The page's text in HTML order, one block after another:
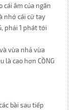
cái âm của ngăn
nhớ cái cữ tay
phải 1 phát tới
vừa nhả vừa
là cao hơn CỒNG
bài sau tiếp